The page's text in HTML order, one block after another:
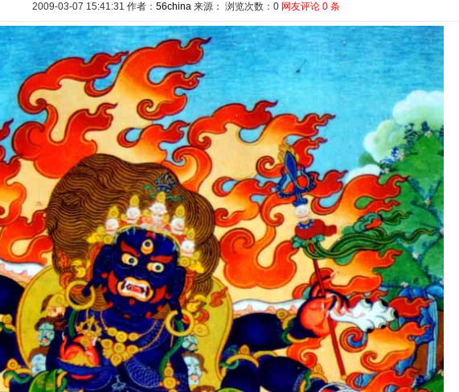
2009-03-07 15:41:31 作者： 56china来源： 浏览次数： 0 网友评论 0条
南宁青秀区民族风情文化旅游节将... 西山第二届西团结乡民族文化节开...